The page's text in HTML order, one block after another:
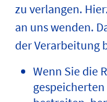
zu verlangen.
an uns wenden.
der Verarbeitung
Wenn Sie die